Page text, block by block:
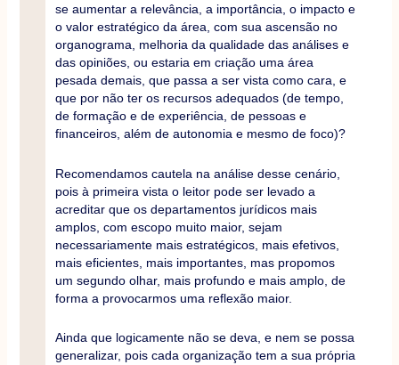
se aumentar a relevância, a importância, o impacto e
o valor estratégico da área, com sua ascensão no
organograma, melhoria da qualidade das análises e
das opiniões, ou estaria em criação uma área
pesada demais, que passa a ser vista como cara, e
que por não ter os recursos adequados (de tempo,
de formação e de experiência, de pessoas e
financeiros, além de autonomia e mesmo de foco)?
Recomendamos cautela na análise desse cenário,
pois à primeira vista o leitor pode ser levado a
acreditar que os departamentos jurídicos mais
amplos, com escopo muito maior, sejam
necessariamente mais estratégicos, mais efetivos,
mais eficientes, mais importantes, mas propomos
um segundo olhar, mais profundo e mais amplo, de
forma a provocarmos uma reflexão maior.
Ainda que logicamente não se deva, e nem se possa
generalizar, pois cada organização tem a sua própria